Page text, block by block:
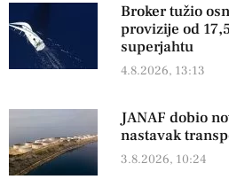
Broker tužio
provizije od
superjahtu
4.8.2026, 13:13
JANAF dobio
nastavak
3.8.2026, 10:24